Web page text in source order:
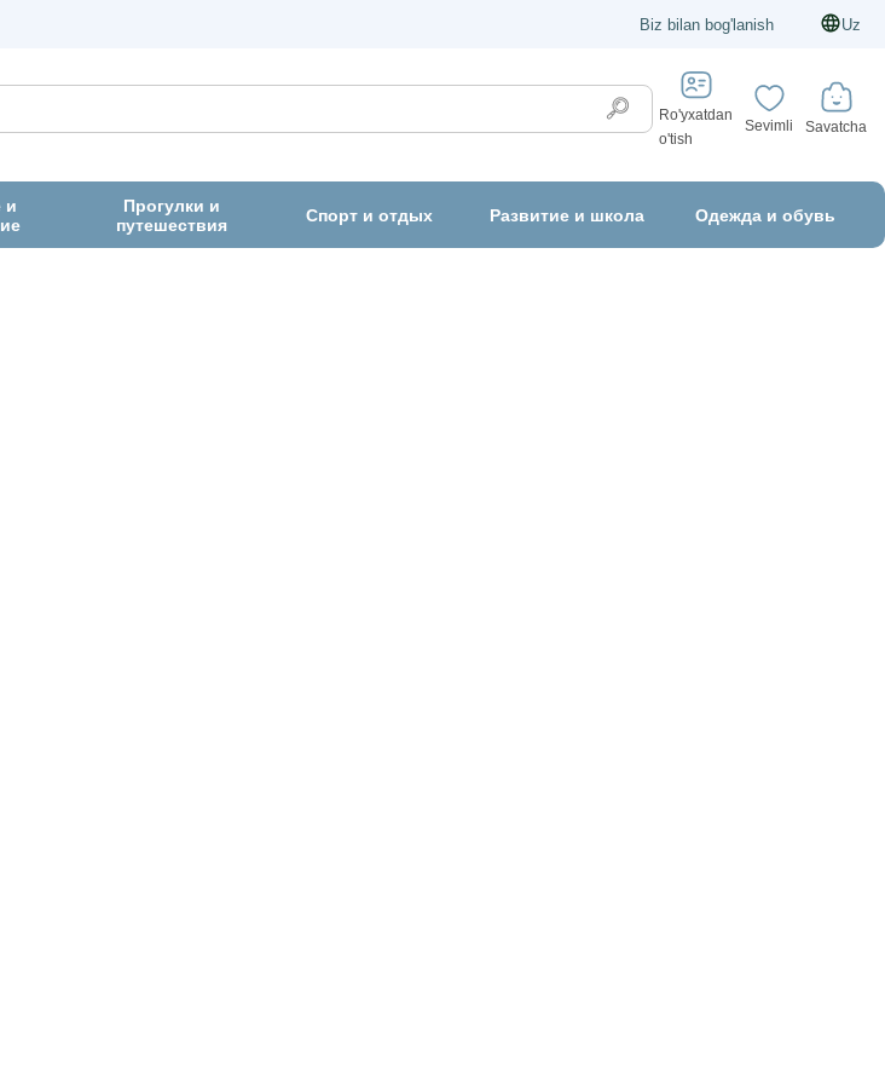
Biz bilan bog'lanish Uz
Ro'yxatdan
o'tish
Sevimli Savatcha
и
Прогулки и
путешествия
Спорт и отдых Развитие и школа Одежда и обувь